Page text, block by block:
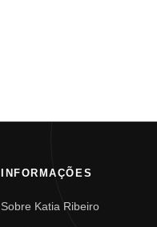
INFORMAÇÕES
Sobre Katia Ribeiro